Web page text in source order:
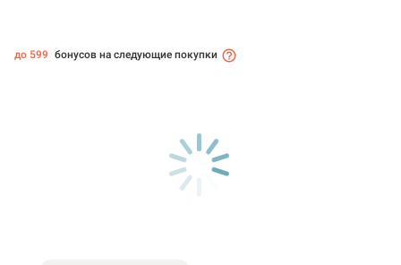
до 599 бонусов на следующие покупки